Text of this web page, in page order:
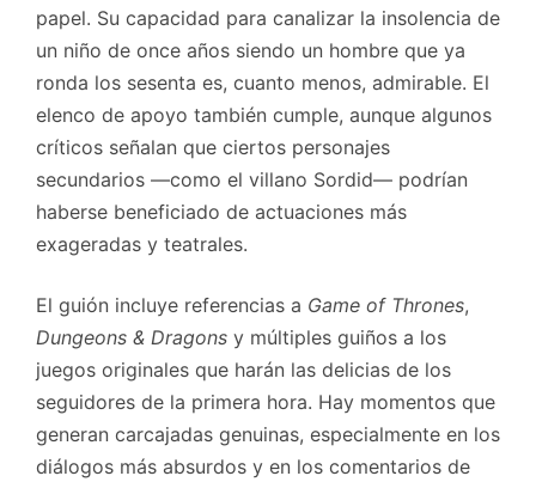
papel. Su capacidad para canalizar la insolencia de
un niño de once años siendo un hombre que ya
ronda los sesenta es, cuanto menos, admirable. El
elenco de apoyo también cumple, aunque algunos
críticos señalan que ciertos personajes
secundarios —como el villano Sordid— podrían
haberse beneficiado de actuaciones más
exageradas y teatrales.
El guión incluye referencias a Game of Thrones,
Dungeons & Dragons y múltiples guiños a los
juegos originales que harán las delicias de los
seguidores de la primera hora. Hay momentos que
generan carcajadas genuinas, especialmente en los
diálogos más absurdos y en los comentarios de